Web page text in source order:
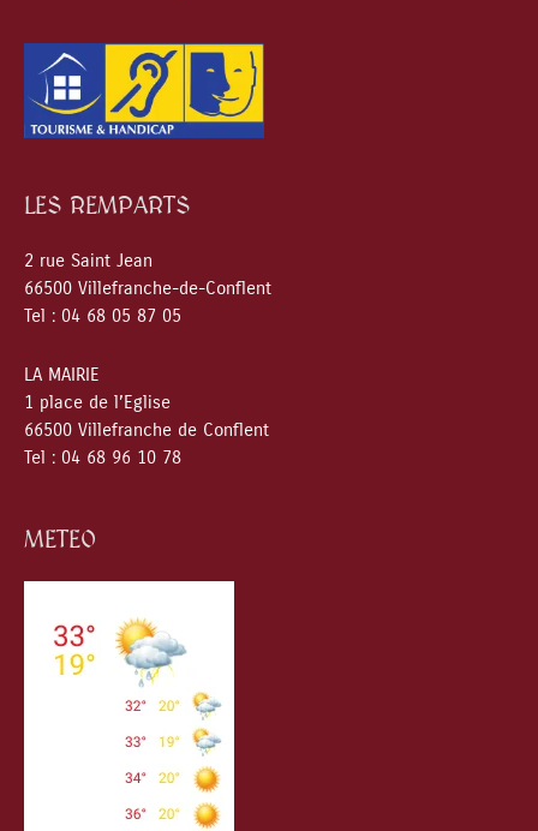
LES REMPARTS
2 rue Saint Jean
66500 Villefranche-de-Conflent
Tel : 04 68 05 87 05
LA MAIRIE
1 place de l’Eglise
66500 Villefranche de Conflent
Tel : 04 68 96 10 78
METEO